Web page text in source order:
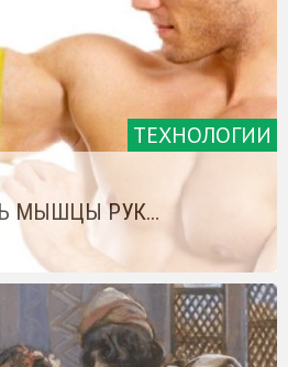
ТЕХНОЛОГИИ
МЫШЦЫ РУК…